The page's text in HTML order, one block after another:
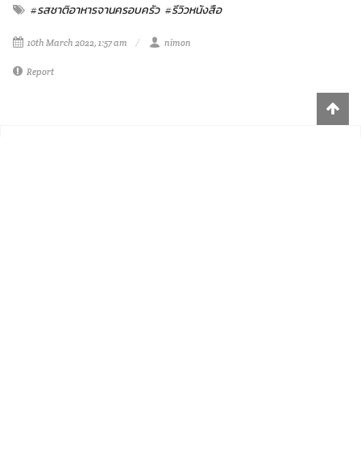
#รสชาติอาหารจานครอบครัว #รีวิวหนังสือ
10th March 2022, 1:57 am nimon
Report